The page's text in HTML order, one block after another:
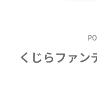
くじらファン